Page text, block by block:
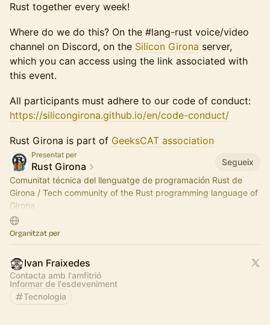
Rust together every week!
Where do we do this? On the #lang-rust voice/video
channel on Discord, on the Silicon Girona server,
which you can access using the link associated with
this event.
All participants must adhere to our code of conduct:
https://silicongirona.github.io/en/code-conduct/
Rust Girona is part of GeeksCAT association
Presentat per
Rust Girona
Segueix
Comunitat técnica del llenguatge de programación Rust de
Girona / Tech community of the Rust programming language of
Girona
Som part de / We are part of Silicon Girona
https://silicongirona.github.io
Organitzat per
Ivan Fraixedes
Contacta amb l'amfitrió
Informar de l'esdeveniment
Tecnologia